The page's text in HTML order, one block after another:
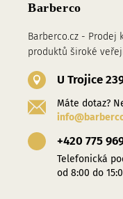
Barberco
Barberco.cz - Prodej
produktů široké
U Trojice
Máte dotaz?
+420 775
Telefonická
od 8:00 do